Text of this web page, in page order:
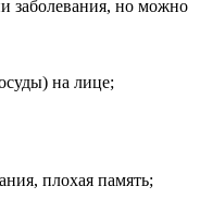
заболевания, но можно
на лице;
плохая память;